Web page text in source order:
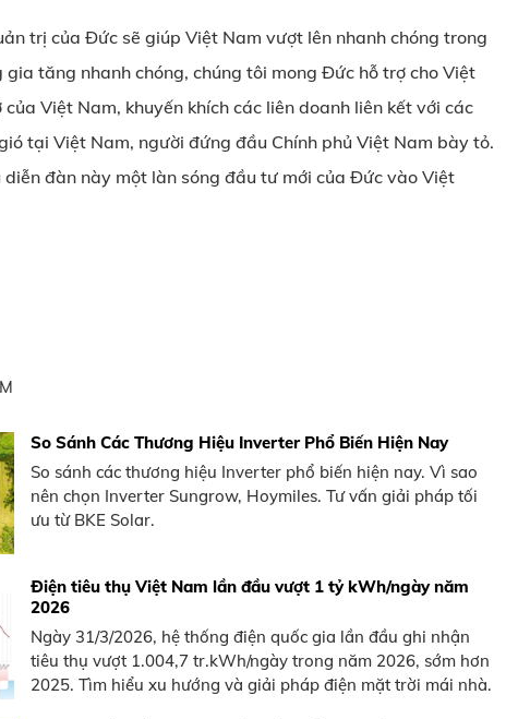
trị của Đức sẽ giúp Việt Nam vượt lên nhanh chóng trong
tăng nhanh chóng, chúng tôi mong Đức hỗ trợ cho Việt
Việt Nam, khuyến khích các liên doanh liên kết với các
tại Việt Nam, người đứng đầu Chính phủ Việt Nam bày tỏ.
đàn này một làn sóng đầu tư mới của Đức vào Việt
So Sánh Các Thương Hiệu Inverter Phổ Biến Hiện Nay
So sánh các thương hiệu Inverter phổ biến hiện nay. Vì sao
nên chọn Inverter Sungrow, Hoymiles. Tư vấn giải pháp tối
ưu từ BKE Solar.
Điện tiêu thụ Việt Nam lần đầu vượt 1 tỷ kWh/ngày năm
2026
Ngày 31/3/2026, hệ thống điện quốc gia lần đầu ghi nhận
tiêu thụ vượt 1.004,7 tr.kWh/ngày trong năm 2026, sớm hơn
2025. Tìm hiểu xu hướng và giải pháp điện mặt trời mái nhà.